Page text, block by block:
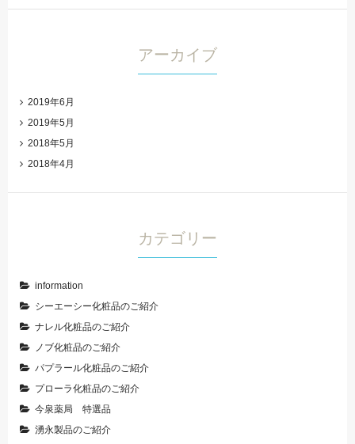
アーカイブ
2019年6月
2019年5月
2018年5月
2018年4月
カテゴリー
information
シーエーシー化粧品のご紹介
ナレル化粧品のご紹介
ノブ化粧品のご紹介
パプラール化粧品のご紹介
プローラ化粧品のご紹介
今泉薬局 特選品
湧永製品のご紹介